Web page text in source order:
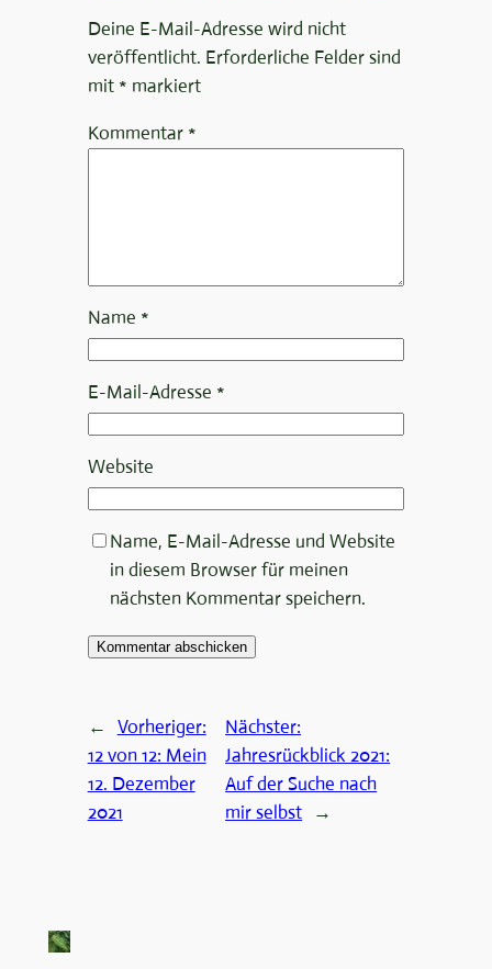
Deine E-Mail-Adresse wird nicht
veröffentlicht. Erforderliche Felder sind
mit * markiert
Kommentar *
Name *
E-Mail-Adresse *
Website
Name, E-Mail-Adresse und Website
in diesem Browser für meinen
nächsten Kommentar speichern.
←
Vorheriger:
12 von 12: Mein
12. Dezember
2021
Nächster:
Jahresrückblick 2021:
Auf der Suche nach
mir selbst
→